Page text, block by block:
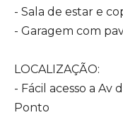
- Sala de estar e
- Garagem com
LOCALIZAÇÃO:
- Fácil acesso a Av
Ponto